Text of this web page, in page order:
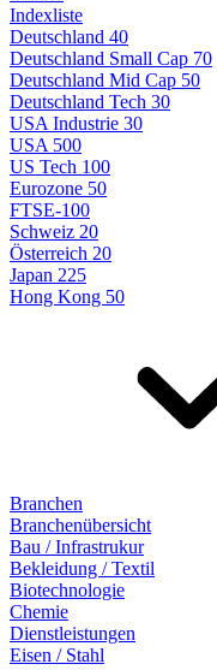
Indexliste
Deutschland 40
Deutschland Small Cap 70
Deutschland Mid Cap 50
Deutschland Tech 30
USA Industrie 30
USA 500
US Tech 100
Eurozone 50
FTSE-100
Schweiz 20
Österreich 20
Japan 225
Hong Kong 50
Branchen
Branchenübersicht
Bau / Infrastrukur
Bekleidung / Textil
Biotechnologie
Chemie
Dienstleistungen
Eisen / Stahl